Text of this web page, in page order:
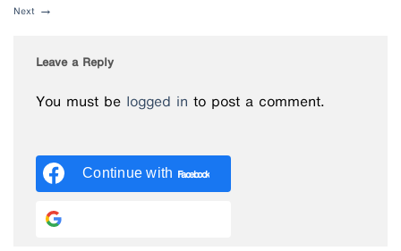
Next →
Leave a Reply
You must be logged in to post a comment.
Continue with Facebook